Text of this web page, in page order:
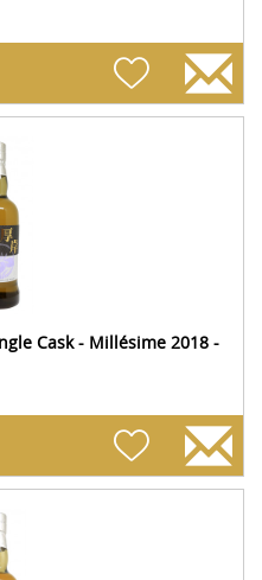
Cask - Millésime 2018 -